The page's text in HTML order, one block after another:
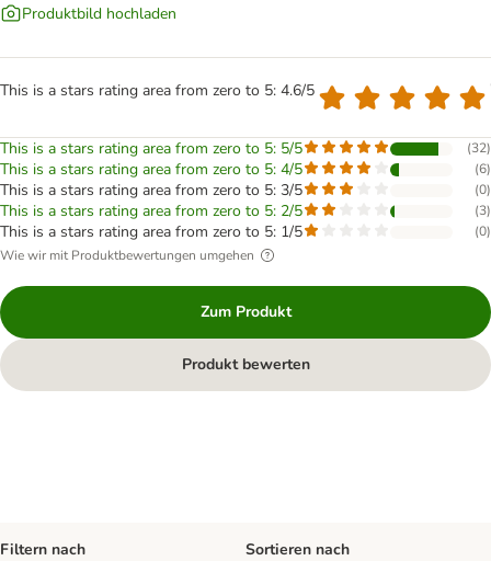
Produktbild hochladen
This is a stars rating area from zero to 5: 4.6/5
This is a stars rating area from zero to 5: 5/5 (32)
This is a stars rating area from zero to 5: 4/5 (6)
This is a stars rating area from zero to 5: 3/5 (0)
This is a stars rating area from zero to 5: 2/5 (3)
This is a stars rating area from zero to 5: 1/5 (0)
Wie wir mit Produktbewertungen umgehen
Zum Produkt
Produkt bewerten
Filtern nach Sortieren nach